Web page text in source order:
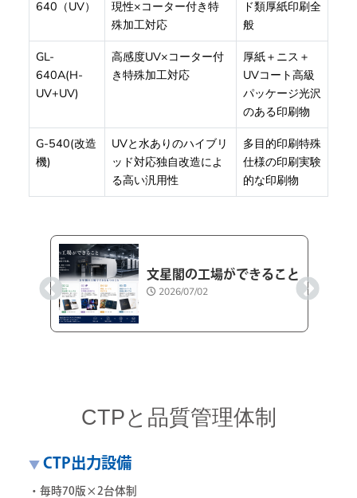
640（UV）
現性×コーター付き特
殊加工対応
ド類厚紙印刷全
般
GL-
640A(H-
UV+UV)
高感度UV×コーター付
き特殊加工対応
厚紙＋ニス＋
UVコート高級
パッケージ光沢
のある印刷物
G-540(改造
機)
UVと水ありのハイブリ
ッド対応独自改造によ
る高い汎用性
多目的印刷特殊
仕様の印刷実験
的な印刷物
文星閣の工場ができること
2026/07/02
CTPと品質管理体制
▼ CTP出力設備
・毎時70版×2台体制